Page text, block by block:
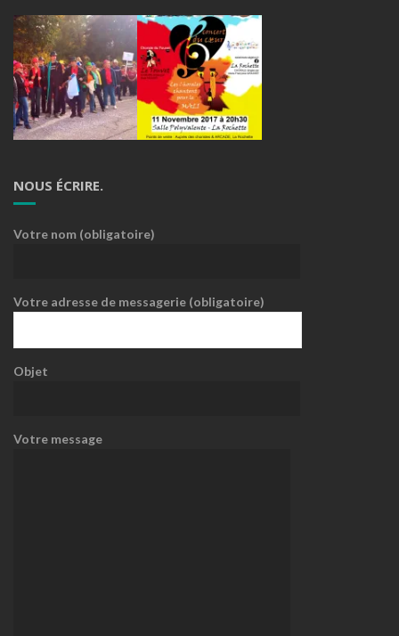
NOUS ÉCRIRE.
Votre nom (obligatoire)
Votre adresse de messagerie (obligatoire)
Objet
Votre message